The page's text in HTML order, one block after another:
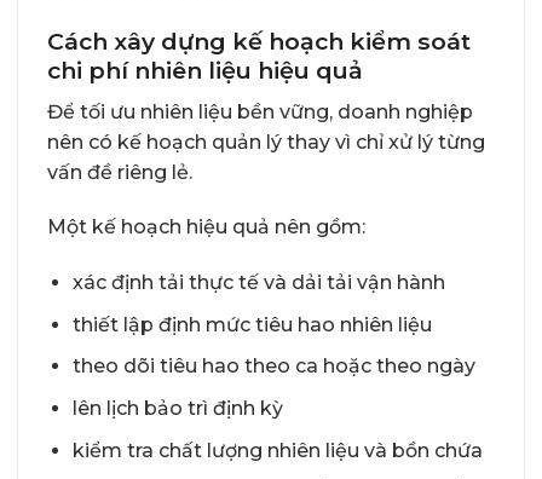
Cách xây dựng kế hoạch kiểm soát
chi phí nhiên liệu hiệu quả
Để tối ưu nhiên liệu bền vững, doanh nghiệp
nên có kế hoạch quản lý thay vì chỉ xử lý từng
vấn đề riêng lẻ.
Một kế hoạch hiệu quả nên gồm:
xác định tải thực tế và dải tải vận hành
thiết lập định mức tiêu hao nhiên liệu
theo dõi tiêu hao theo ca hoặc theo ngày
lên lịch bảo trì định kỳ
kiểm tra chất lượng nhiên liệu và bồn chứa